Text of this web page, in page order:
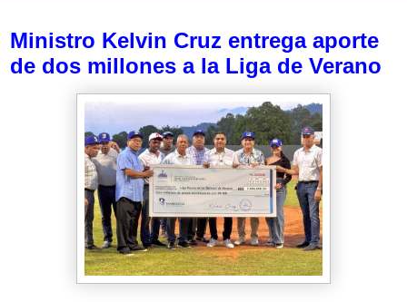
Ministro Kelvin Cruz entrega aporte
de dos millones a la Liga de Verano